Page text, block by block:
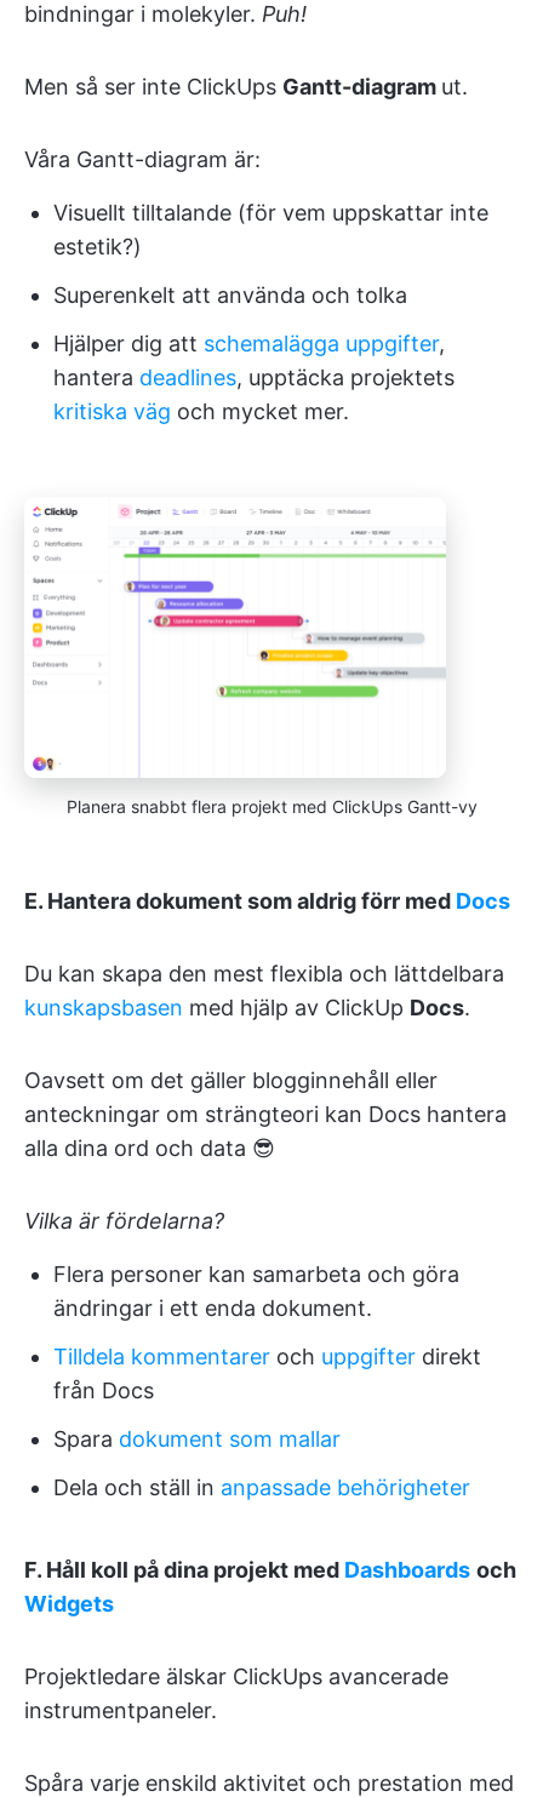
bindningar i molekyler. Puh!
Men så ser inte ClickUps Gantt-diagram ut.
Våra Gantt-diagram är:
Visuellt tilltalande (för vem uppskattar inte
estetik?)
Superenkelt att använda och tolka
Hjälper dig att schemalägga uppgifter,
hantera deadlines, upptäcka projektets
kritiska väg och mycket mer.
Planera snabbt flera projekt med ClickUps Gantt-vy
E. Hantera dokument som aldrig förr med Docs
Du kan skapa den mest flexibla och lättdelbara
kunskapsbasen med hjälp av ClickUp Docs.
Oavsett om det gäller blogginnehåll eller
anteckningar om strängteori kan Docs hantera
alla dina ord och data 😎
Vilka är fördelarna?
Flera personer kan samarbeta och göra
ändringar i ett enda dokument.
Tilldela kommentarer och uppgifter direkt
från Docs
Spara dokument som mallar
Dela och ställ in anpassade behörigheter
F. Håll koll på dina projekt med Dashboards och
Widgets
Projektledare älskar ClickUps avancerade
instrumentpaneler.
Spåra varje enskild aktivitet och prestation med